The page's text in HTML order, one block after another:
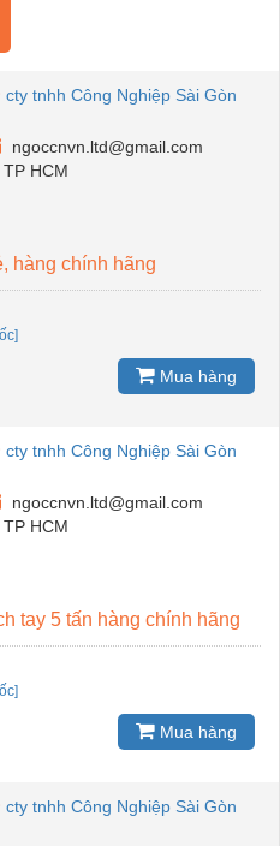
cty tnhh Công Nghiệp Sài Gòn
ngoccnvn.ltd@gmail.com
TP HCM
hàng chính hãng
Mua hàng
cty tnhh Công Nghiệp Sài Gòn
ngoccnvn.ltd@gmail.com
TP HCM
tay 5 tấn hàng chính hãng
Mua hàng
cty tnhh Công Nghiệp Sài Gòn